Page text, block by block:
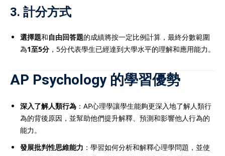
3. 計分方式
選擇題和自由回答題的成績將按一定比例計算，最終分數範圍
為1至5分 ，5分代表學生已經達到大學水平的理解和應用能力。
AP Psychology 的學習優勢
深入了解人類行為 ：AP心理學讓學生能夠更深入地了解人類行
為的背後原因，並幫助他們提升解釋、預測和影響他人行為的
能力。
發展批判性思維能力 ：學習如何分析和解釋心理學問題，並使